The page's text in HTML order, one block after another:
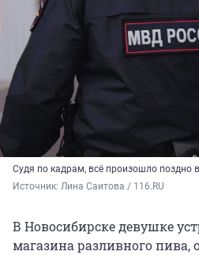
Судя по кадрам, всё произошло поздно
Источник: Лина Саитова / 116.RU
В Новосибирске девушке
магазина разливного пива,